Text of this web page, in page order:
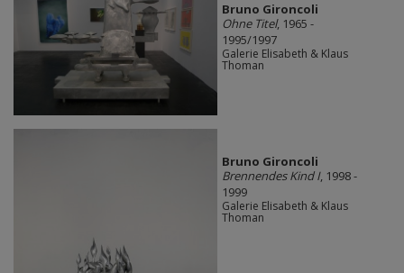
Bruno Gironcoli
Ohne Titel, 1965 -
1995/1997
Galerie Elisabeth & Klaus
Thoman
Bruno Gironcoli
Brennendes Kind I, 1998 -
1999
Galerie Elisabeth & Klaus
Thoman